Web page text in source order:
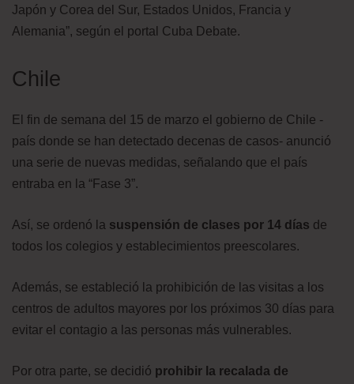
Japón y Corea del Sur, Estados Unidos, Francia y
Alemania”, según el portal Cuba Debate.
Chile
El fin de semana del 15 de marzo el gobierno de Chile -
país donde se han detectado decenas de casos- anunció
una serie de nuevas medidas, señalando que el país
entraba en la “Fase 3”.
Así, se ordenó la suspensión de clases por 14 días de
todos los colegios y establecimientos preescolares.
Además, se estableció la prohibición de las visitas a los
centros de adultos mayores por los próximos 30 días para
evitar el contagio a las personas más vulnerables.
Por otra parte, se decidió prohibir la recalada de